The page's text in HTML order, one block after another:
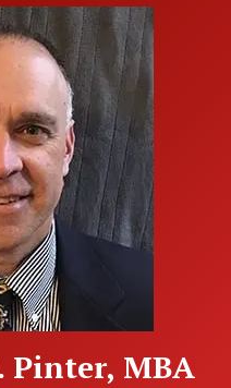
Pinter, MBA